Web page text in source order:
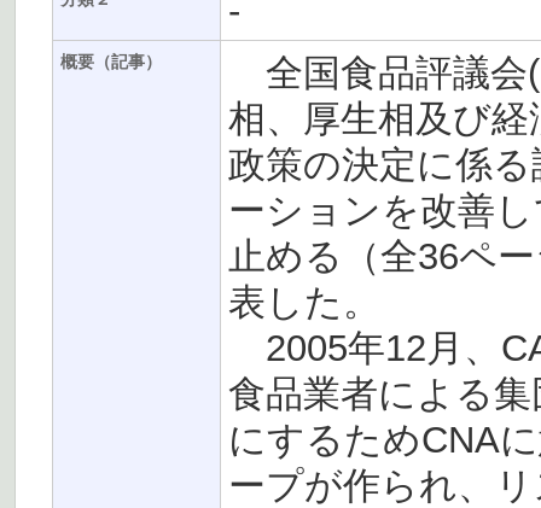
-
概要（記事）
全国食品評議会
相、厚生相及び
政策の決定に係
ーションを改善
止める（全36ペ
表した。
2005年12月、
食品業者による
にするためCNA
ープが作られ、